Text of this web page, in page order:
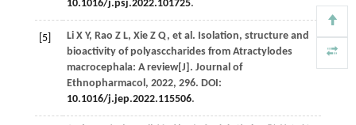
10.1016/j.psj.2022.101725.
[5] Li X Y, Rao Z L, Xie Z Q, et al. Isolation, structure and
bioactivity of polyasccharides from Atractylodes
macrocephala: A review[J]. Journal of
Ethnopharmacol, 2022, 296. DOI:
10.1016/j.jep.2022.115506.